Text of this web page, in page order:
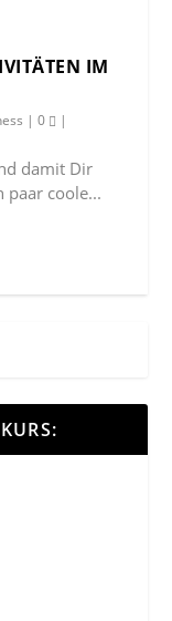
IM
|0 |
damit Dir
paar coole...